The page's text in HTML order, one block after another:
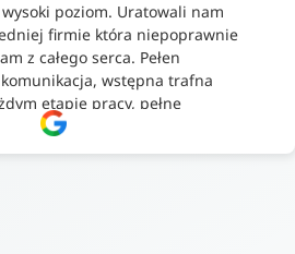
poziom. Uratowali nam
firmie która niepoprawnie
z całego serca. Pełen
wstępna trafna
etapie pracy, pełne
i znający się na rzeczy.
wysokim poziomie, rzetelna. Bardzo